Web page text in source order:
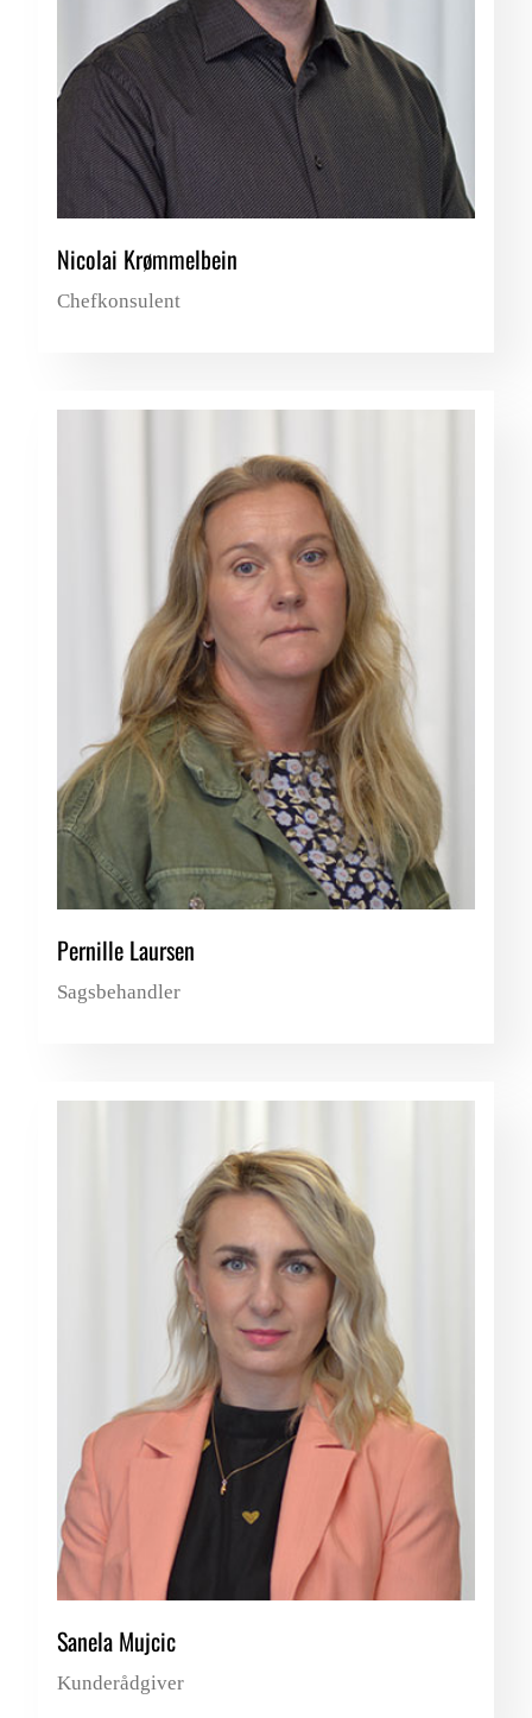
Nicolai Krømmelbein
Chefkonsulent
Pernille Laursen
Sagsbehandler
Sanela Mujcic
Kunderådgiver